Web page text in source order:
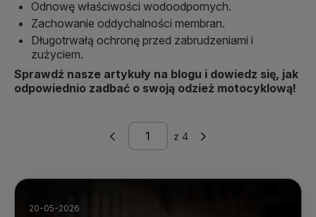
Odnowę właściwości wodoodpornych.
Zachowanie oddychalności membran.
Długotrwałą ochronę przed zabrudzeniami i
zużyciem.
Sprawdź nasze artykuły na blogu i dowiedz się, jak
odpowiednio zadbać o swoją odzież motocyklową!
z 4
20-05-2026